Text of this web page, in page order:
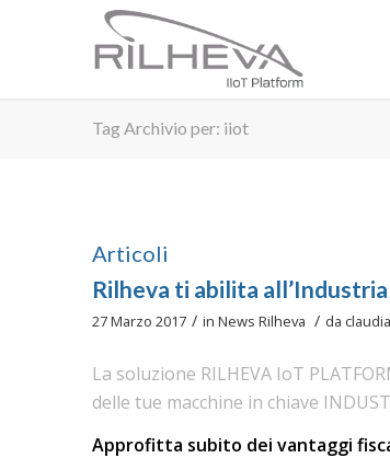
Tag Archivio per: iiot
Articoli
Rilheva ti abilita all’Industria
27 Marzo 2017 / in News Rilheva / da claudia
La soluzione RILHEVA IoT
delle tue macchine in chiave
Approfitta subito dei vantaggi